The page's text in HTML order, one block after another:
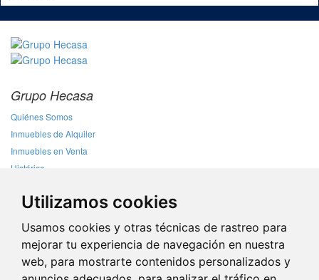
Utilizamos cookies
Usamos cookies y otras técnicas de rastreo para
mejorar tu experiencia de navegación en nuestra
web, para mostrarte contenidos personalizados y
Grupo Hecasa
Quiénes Somos
Inmuebles de Alquiler
Inmuebles en Venta
Histórico
Aviso Legal
Politica de Cookies